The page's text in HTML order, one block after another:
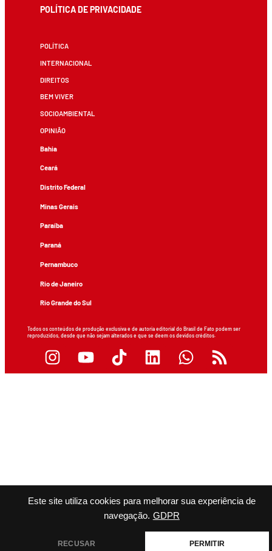
Este site utiliza cookies para melhorar sua experiência de
navegação. GDPR
RECUSAR PERMITIR
POLÍTICA DE PRIVACIDADE
POLÍTICA
INTERNACIONAL
DIREITOS
BEM VIVER
SOCIOAMBIENTAL
OPINIÃO
Bahia
Ceará
Distrito Federal
Minas Gerais
Paraíba
Paraná
Pernambuco
Rio de Janeiro
Rio Grande do Sul
Todos os conteúdos de produção exclusiva e de autoria editorial do Brasil de Fato podem ser
reproduzidos, desde que não sejam alterados e que se deem os devidos créditos.